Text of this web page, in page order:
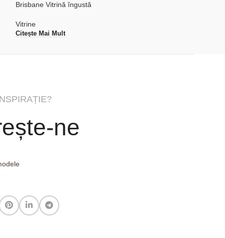
Brisbane Vitrină îngustă
Vitrine
Citește Mai Mult
ne